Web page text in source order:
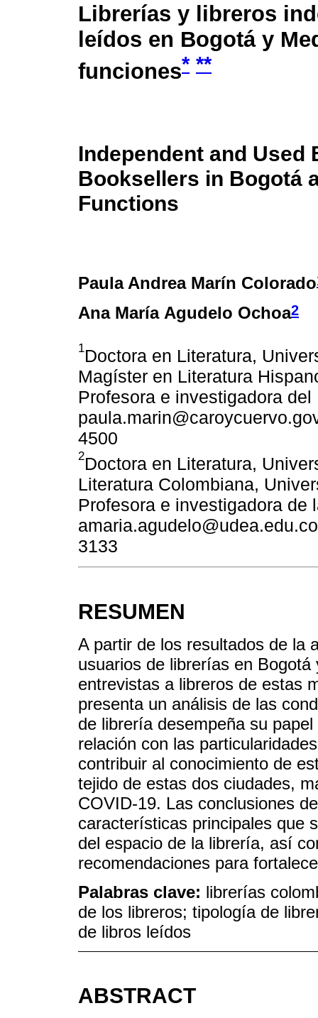
Librerías y libreros
leídos en Bogotá y
funciones* **
Independent and
Booksellers in Bogotá
Functions
Paula Andrea Marín Colorado
Ana María Agudelo Ochoa2
1Doctora en Literatura,
Magíster en Literatura
Profesora e investigadora
4500
2Doctora en Literatura,
Literatura Colombiana,
Profesora e investigadora de
3133
RESUMEN
A partir de los resultados de la
usuarios de librerías en
entrevistas a libreros de estas
presenta un análisis de las
de librería desempeña su
relación con las
contribuir al conocimiento de
tejido de estas dos ciudades,
COVID-19. Las conclusiones
características principales que
del espacio de la librería, así
recomendaciones para
Palabras clave: librerías
de los libreros; tipología de
de libros leídos
ABSTRACT